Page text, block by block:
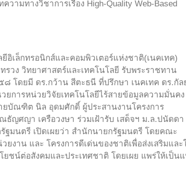
ามทางวิชาการเรื่อง High-Quality Web-Based
อิเล็กทรอนิกส์และคอมพิวเตอร์แห่งชาติ(เนคเทค)
วง วิทยาศาสตร์และเทคโนโลยี รับพระราชทาน
โดยมี ดร.กว้าน สีตะธนี ที่ปรึกษา เนคเทค ดร.กัล
ยการหน่วยวิจัยเทคโนโลยีไร้สายข้อมูลความมั่นคง
ยบัณฑิต นิล อุดมศักดิ์ ผู้ประสานงานโครงการ
ญศญา เครือวงษา ร่วมเฝ้ารับ เสด็จฯ ม.ล.ปนัดดา
มนตรี เปิดเผยว่า สำนักนายกรัฐมนตรี โดยคณะ
งาน และ โครงการดีเด่นของชาติเพื่อส่งเสริมและ
ชน์ต่อสังคมและประเทศชาติ โดยเผย แพร่ให้เป็น